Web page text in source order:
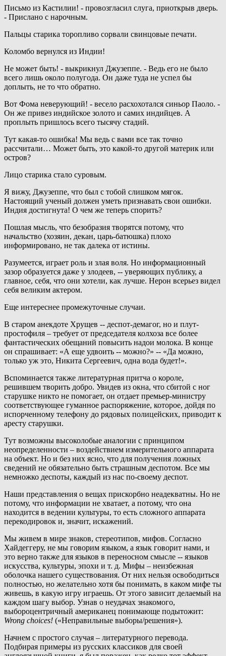
Письмо из Кастилии! - провозгласил слуга, приоткрыв дверь.
- Прислано с нарочным.
Пальцы старика торопливо сорвали свинцовые печати.
Коломбо вернулся из Индии!
Не может быть! - выкрикнул Джузеппе. - Ведь его не было
всего лишь около полугода. Он даже туда не успел бы
доплыть, не то что обратно.
Вот Фома неверующий! - весело расхохотался синьор Паоло. -
Он же привез индийское золото и самих индийцев. А
проплыть пришлось всего тысячу стадий.
Тут какая-то ошибка! Мы ведь с вами все так точно
рассчитали… Может быть, это какой-то другой материк или
остров?
Лицо старика стало суровым.
Я вижу, Джузеппе, что был с тобой слишком мягок.
Настоящий ученый должен уметь признавать свои ошибки.
Индия достигнута! О чем же теперь спорить?
Пошлая мысль, что безобразия творятся потому, что
начальство (хозяин, декан, царь-батюшка) плохо
информировано, не так далека от истины.
Разумеется, играет роль и злая воля. Но информационный
зазор образуется даже у злодеев, -- уверяющих публику, а
главное, себя, что они хотели, как лучше. Нерон всерьез видел
себя великим актером.
Еще интереснее промежуточные случаи.
В старом анекдоте Хрущев -- деспот-демагог, но и плут-
простофиля – требует от председателя колхоза все более
фантастических обещаний повысить надои молока. В конце
он спрашивает: «А еще удвоить -- можно?» -- «Да можно,
только уж это, Никита Сергеевич, одна вода будет!».
Вспоминается также литературная притча о короле,
решившем творить добро. Увидев из окна, что сбитой с ног
старушке никто не помогает, он отдает премьер-министру
соответствующее гуманное распоряжение, которое, дойдя по
испорченному телефону до рядовых полицейских, приводит к
аресту старушки.
Тут возможны высоколобые аналогии с принципом
неопределенности – воздействием измерительного аппарата
на объект. Но и без них ясно, что для получения ложных
сведений не обязательно быть страшным деспотом. Все мы
немножко деспоты, каждый из нас по-своему деспот.
Наши представления о вещах прискорбно неадекватны. Но не
потому, что информации не хватает, а потому, что она
находится в ведении культуры, то есть сложного аппарата
перекодировок и, значит, искажений.
Мы живем в мире знаков, стереотипов, мифов. Согласно
Хайдеггеру, не мы говорим языком, а язык говорит нами, и
это верно также для языков в переносном смысле -- языков
искусства, культуры, эпохи и т. д. Мифы – неизбежная
оболочка нашего существования. От них нельзя освободиться
полностью, но желательно хотя бы понимать, в каком мифе ты
живешь, в какую игру играешь. От этого зависит делаемый на
каждом шагу выбор. Узнав о неудачах знакомого,
выбороцентричный американец понимающе подытожит:
Wrong choices! («Неправильные выборы/решения»).
Начнем с простого случая – литературного перевода.
Подбирая примеры из русских классиков для своей